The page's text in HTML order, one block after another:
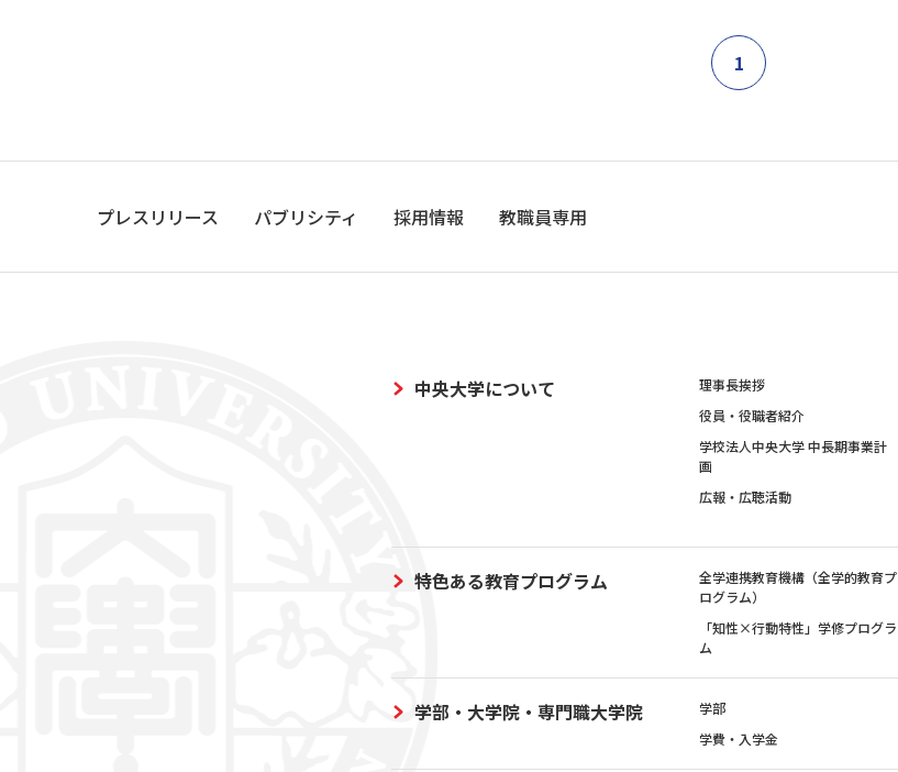
1
プレスリリース パブリシティ 採用情報 教職員専用
中央大学について 理事長挨拶
役員・役職者紹介
学校法人中央大学 中長期事業計
画
広報・広聴活動
特色ある教育プログラム
全学連携教育機構（全学的教育プ
ログラム）
「知性×行動特性」学修プログラ
ム
学部・大学院・専門職大学院 学部
学費・入学金